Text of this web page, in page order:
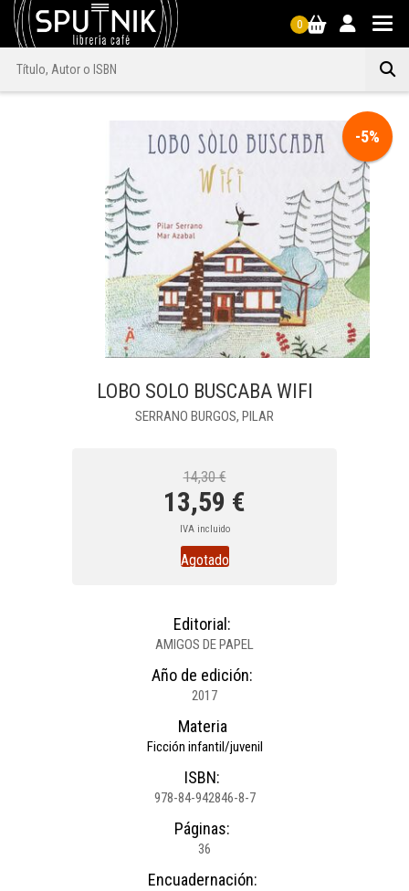
0
-5%
LOBO SOLO BUSCABA WIFI
SERRANO BURGOS, PILAR
14,30 €
13,59 €
IVA incluido
Agotado
Editorial:
AMIGOS DE PAPEL
Año de edición:
2017
Materia
Ficción infantil/juvenil
ISBN:
978-84-942846-8-7
Páginas:
36
Encuadernación: